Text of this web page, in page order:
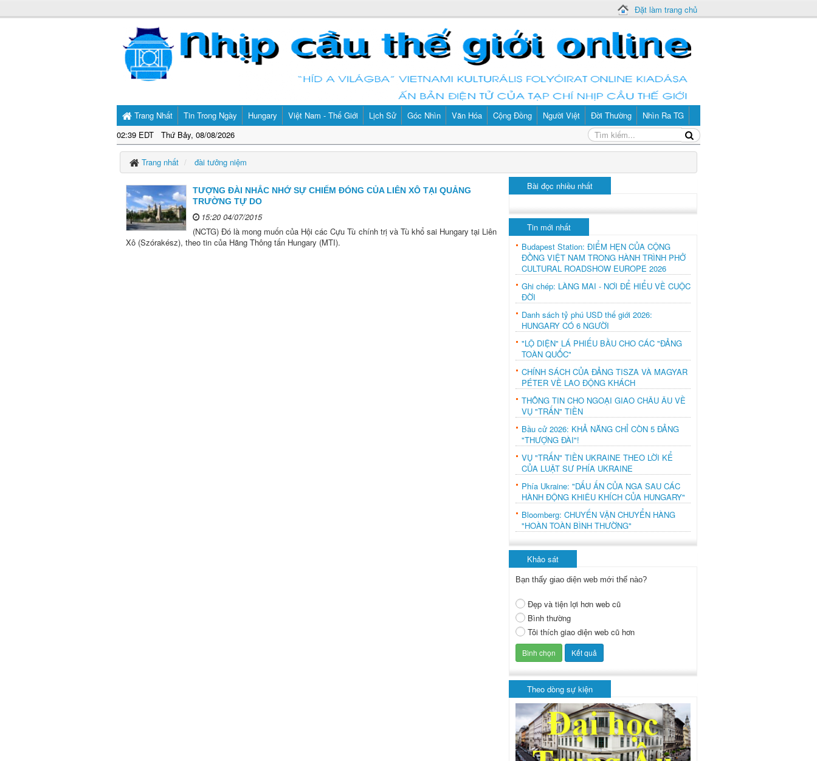
Đặt làm trang chủ
Trang Nhất
02:39 EDT Thứ Bảy, 08/08/2026
Tin Trong Ngày Hungary Việt Nam - Thế Giới Lịch Sử Góc Nhìn Văn Hóa Cộng Đồng Người Việt Đời Thường Nhìn Ra TG
Trang nhất đài tưởng niệm
TƯỢNG ĐÀI NHẮC NHỚ SỰ CHIẾM ĐÓNG CỦA LIÊN XÔ TẠI QUẢNG
TRƯỜNG TỰ DO
15:20 04/07/2015
(NCTG) Đó là mong muốn của Hội các Cựu Tù chính trị và Tù khổ sai Hungary tại Liên
Xô (Szórakész), theo tin của Hãng Thông tấn Hungary (MTI).
Bài đọc nhiều nhất
Tin mới nhất
Budapest Station: ĐIỂM HẸN CỦA CỘNG
ĐỒNG VIỆT NAM TRONG HÀNH TRÌNH PHỞ
CULTURAL ROADSHOW EUROPE 2026
Ghi chép: LÀNG MAI - NƠI ĐỂ HIỂU VỀ CUỘC
ĐỜI
Danh sách tỷ phú USD thế giới 2026:
HUNGARY CÓ 6 NGƯỜI
"LỘ DIỆN" LÁ PHIẾU BẦU CHO CÁC "ĐẢNG
TOÀN QUỐC"
CHÍNH SÁCH CỦA ĐẢNG TISZA VÀ MAGYAR
PÉTER VỀ LAO ĐỘNG KHÁCH
THÔNG TIN CHO NGOẠI GIAO CHÂU ÂU VỀ
VỤ "TRẤN" TIỀN
Bầu cử 2026: KHẢ NĂNG CHỈ CÒN 5 ĐẢNG
"THƯỢNG ĐÀI"!
VỤ "TRẤN" TIỀN UKRAINE THEO LỜI KỂ
CỦA LUẬT SƯ PHÍA UKRAINE
Phía Ukraine: "DẤU ẤN CỦA NGA SAU CÁC
HÀNH ĐỘNG KHIÊU KHÍCH CỦA HUNGARY"
Bloomberg: CHUYẾN VẬN CHUYỂN HÀNG
"HOÀN TOÀN BÌNH THƯỜNG"
Khảo sát
Bạn thấy giao diện web mới thế nào?
Đẹp và tiện lợi hơn web cũ
Bình thường
Tôi thích giao diện web cũ hơn
Theo dòng sự kiện